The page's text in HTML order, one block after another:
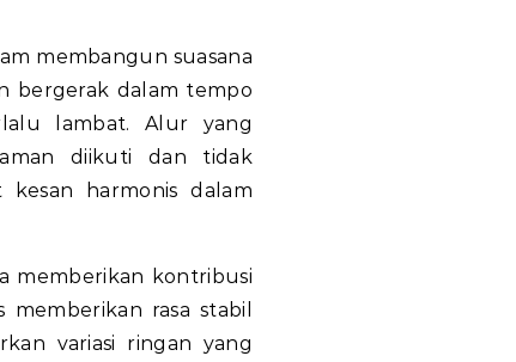
membangun suasana
bergerak dalam tempo
lambat. Alur yang
diikuti dan tidak
harmonis dalam
memberikan kontribusi
rasa stabil
variasi ringan yang